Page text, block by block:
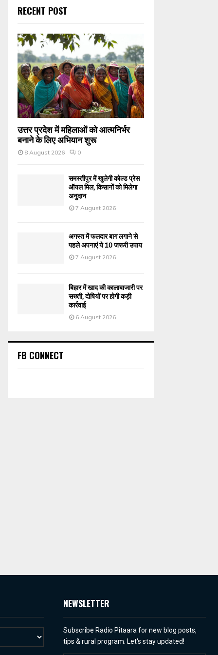
RECENT POST
उत्तर प्रदेश में महिलाओं को आत्मनिर्भर
बनाने के लिए अभियान शुरू
8 August 2026 0
समस्तीपुर में खुलेगी कोल्ड प्रेस
ऑयल मिल, किसानों को मिलेगा
अनुदान
7 August 2026
अगस्त में फलदार बाग लगाने से
पहले अपनाएं ये 10 जरूरी उपाय
7 August 2026
बिहार में खाद की कालाबाजारी पर
सख्ती, दोषियों पर होगी कड़ी
कार्रवाई
6 August 2026
FB CONNECT
NEWSLETTER
Subscribe Radio Pitaara for new blog posts,
tips & rural program. Let's stay updated!